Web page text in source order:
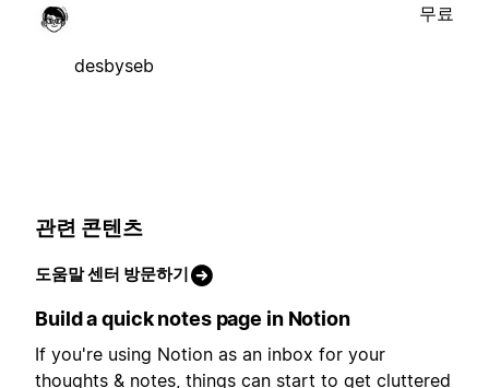
desbyseb
무료
관련 콘텐츠
도움말 센터 방문하기
Build a quick notes page in Notion
If you're using Notion as an inbox for your
thoughts & notes, things can start to get cluttered